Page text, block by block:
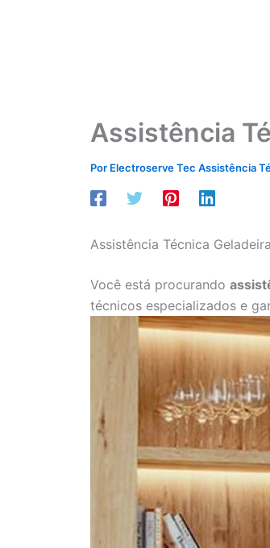
Assistência
Por Electroserve Tec Assistência
Assistência Técnica
Você está procurando
técnicos especializados e